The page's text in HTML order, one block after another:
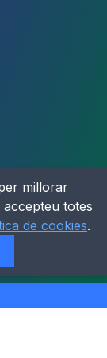
millorar
totes
de cookies.